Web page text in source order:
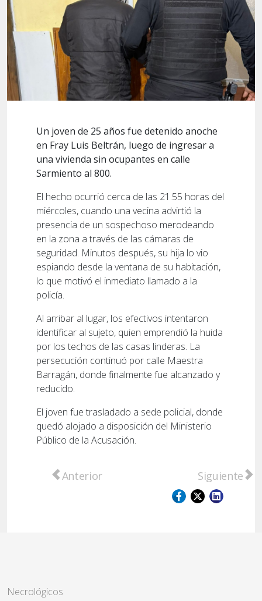
Un joven de 25 años fue detenido anoche
en Fray Luis Beltrán, luego de ingresar a
una vivienda sin ocupantes en calle
Sarmiento al 800.
El hecho ocurrió cerca de las 21.55 horas del
miércoles, cuando una vecina advirtió la
presencia de un sospechoso merodeando
en la zona a través de las cámaras de
seguridad. Minutos después, su hija lo vio
espiando desde la ventana de su habitación,
lo que motivó el inmediato llamado a la
policía.
Al arribar al lugar, los efectivos intentaron
identificar al sujeto, quien emprendió la huida
por los techos de las casas linderas. La
persecución continuó por calle Maestra
Barragán, donde finalmente fue alcanzado y
reducido.
El joven fue trasladado a sede policial, donde
quedó alojado a disposición del Ministerio
Público de la Acusación.
Artículo anterior: Este viernes se realizará
Anterior Artículo
Siguiente
Necrológicos